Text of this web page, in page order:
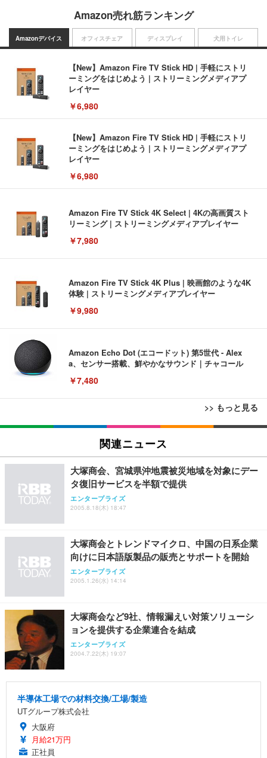
Amazon売れ筋ランキング
Amazonデバイス
【New】Amazon Fire TV Stick HD | 手軽にストリ
ーミングをはじめよう | ストリーミングメディアプ
レイヤー
￥6,980
【New】Amazon Fire TV Stick HD | 手軽にストリ
ーミングをはじめよう | ストリーミングメディアプ
レイヤー
￥6,980
Amazon Fire TV Stick 4K Select | 4Kの高画質スト
リーミング | ストリーミングメディアプレイヤー
￥7,980
Amazon Fire TV Stick 4K Plus | 映画館のような4K
体験 | ストリーミングメディアプレイヤー
￥9,980
Amazon Echo Dot (エコードット) 第5世代 - Alex
a、センサー搭載、鮮やかなサウンド｜チャコール
￥7,480
>> もっと見る
オフィスチェア
[EdoErgo] オフィスチェア 椅子 テレワーク 疲れな
い 跳ね上げ式アームレスト コンパクト 約105度ロッ
キング pc 事務椅子 360度回転 座面昇降 強化ナイロ
ン樹脂ベース 通気性メッシュ 在宅ワーク H-WY01
(黒網+黒枠+黒足)
￥5,699
SIHOO B100 オフィスチェア／デスクチェア メッシ
Sezlife オフィスチェア デスクチェア 疲れない テレ
ワーク チェア 強化バックレスト 30度ロッキング機
ョン PCチェア 通気性メッシュ ゲーミング/勉強/事
務用 おしゃれ パソコンチェア (ブラック)
￥7,680
Sezlife オフィスチェア デスクチェア 疲れない テレ
ワーク チェア 強化バックレスト 30度ロッキング機
ョン PCチェア 通気性メッシュ ゲーミング/勉強/事
務用 おしゃれ パソコンチェア (ホワイト)
￥7,680
ANDWINT オフィスチェア デスクチェア 肘なし メ
ト 幅52×奥行58.5×高さ84～96cm テレワーク 在宅
ディスプレイ
EIZO ビジネス向けプレミアムモニター | FlexScan
EV3240X-WT | 31.5型4K UHD・USB Type-C・ホワ
￥105,595
EIZO ビジネス向けプレミアムモニター | FlexScan
EV2740X-WT | 27.0型4K UHD・USB Type-C・ホワ
￥109,572
【純正品】27"ゲーミングモニター DualSense 充電
フック付き（CFI-ZDM1J）
【整備済み品】Dell E2724HS 27インチ 液晶モニタ
ー フルHD（1920×1080）VA 非光沢 HDMI/DisplayP
￥15,800
【MiniLED/24.5inch/280Hz/FHD】GRAPHT THE S
像低減 (3年保証 | 輝点保証 | 日本メーカー)
犬用トイレ
Amazonベーシック ペットシーツ 薄型 レギュラー 1
回使い捨て 無香料 ホワイト 300枚
￥3,373
Amazonベーシック ペットシーツ 厚型 ワイド 42枚
ネオ・ルーライフ ネオ・オムツ L 中型犬用 26枚入
Smart Basic(スマートベーシック) 【Amazon.co.jp
限定】 Smart Basic アイリスオーヤマ ペットシーツ
￥3,670
アイリスオーヤマ ペットシーツ 超厚型 お徳用 レギ
￥3,731
関連ニュース
大塚商会、宮城県沖地震被災地域を対象にデー
タ復旧サービスを半額で提供
エンタープライズ
2005.8.18(木) 18:47
大塚商会とトレンドマイクロ、中国の日系企業
向けに日本語版製品の販売とサポートを開始
エンタープライズ
2005.1.26(水) 14:14
大塚商会など9社、情報漏えい対策ソリューシ
ョンを提供する企業連合を結成
エンタープライズ
2004.7.22(木) 19:07
半導体工場での材料交換/工場/製造
UTグループ株式会社
大阪府
月給21万円
正社員